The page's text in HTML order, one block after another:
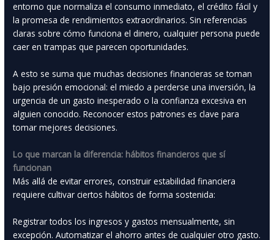
entorno que normaliza el consumo inmediato, el crédito fácil y
la promesa de rendimientos extraordinarios. Sin referencias
claras sobre cómo funciona el dinero, cualquier persona puede
caer en trampas que parecen oportunidades.
A esto se suma que muchas decisiones financieras se toman
bajo presión emocional: el miedo a perderse una inversión, la
urgencia de un gasto inesperado o la confianza excesiva en
alguien conocido. Reconocer estos patrones es clave para
tomar mejores decisiones.
Lo que marcan la diferencia: hábitos financieros que sí
funcionan
Más allá de evitar errores, construir estabilidad financiera
requiere cultivar ciertos hábitos de forma sostenida:
Registrar todos los ingresos y gastos mensualmente, sin
excepción. Automatizar el ahorro antes de cualquier otro gasto.